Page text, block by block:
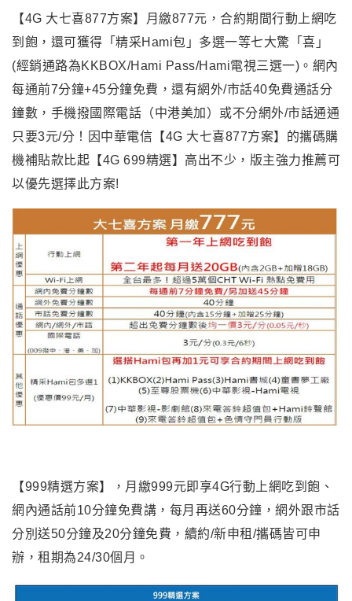
【4G 大七喜877方案】月繳877元，合約期間行動上網吃
到飽，還可獲得「精采Hami包」多選一等七大驚「喜」
(經銷通路為KKBOX/Hami Pass/Hami電視三選一)。網內
每通前7分鐘+45分鐘免費，還有網外/市話40免費通話分
鐘數，手機撥國際電話（中港美加）或不分網外/市話通通
只要3元/分！因中華電信【4G 大七喜877方案】的攜碼購
機補貼款比起【4G 699精選】高出不少，版主強力推薦可
以優先選擇此方案!
【999精選方案】，月繳999元即享4G行動上網吃到飽、
網內通話前10分鐘免費講，每月再送60分鐘，網外跟市話
分別送50分鐘及20分鐘免費，續約/新申租/攜碼皆可申
辦，租期為24/30個月。